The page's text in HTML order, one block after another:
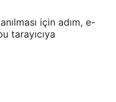
için adım, e-
tarayıcıya